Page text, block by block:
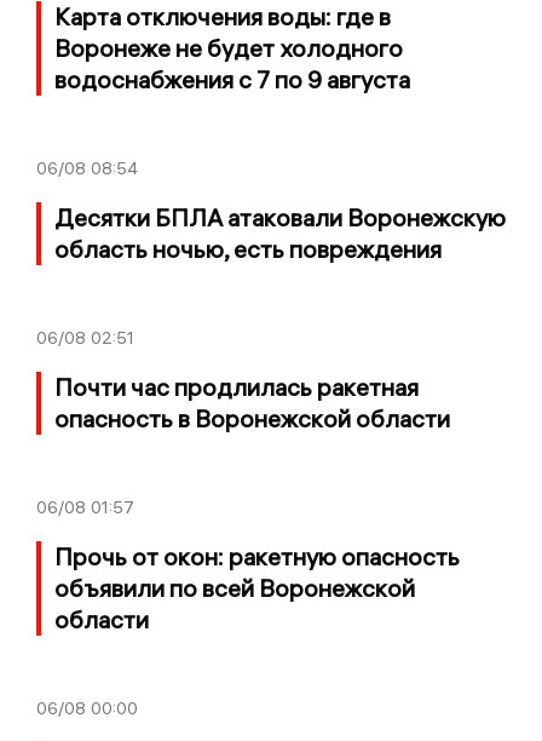
Карта отключения воды: где в
Воронеже не будет холодного
водоснабжения с 7 по 9 августа
06/08 08:54
Десятки БПЛА атаковали Воронежскую
область ночью, есть повреждения
06/08 02:51
Почти час продлилась ракетная
опасность в Воронежской области
06/08 01:57
Прочь от окон: ракетную опасность
объявили по всей Воронежской
области
06/08 00:00